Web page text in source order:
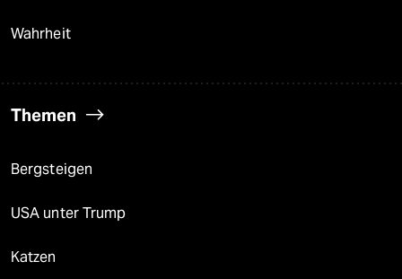
Wahrheit
Themen
Bergsteigen
USA unter Trump
Katzen